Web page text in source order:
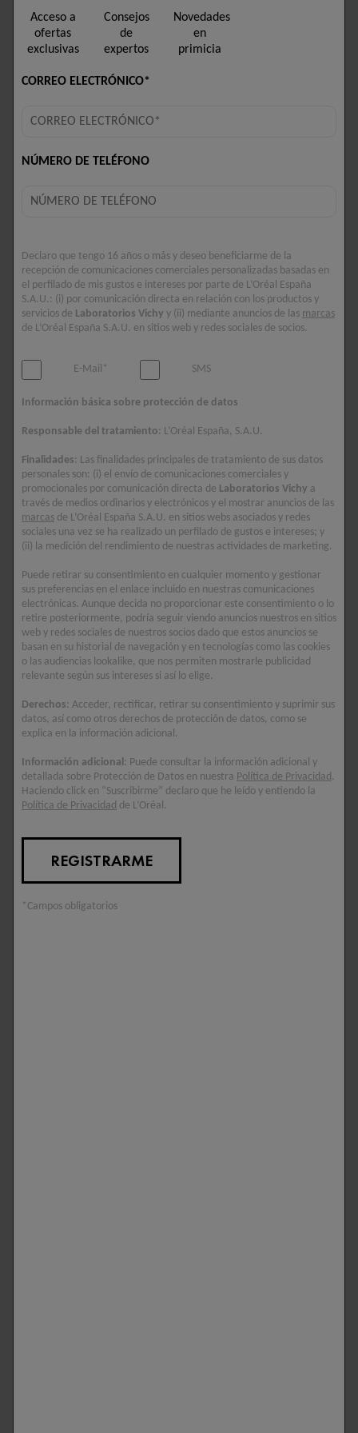
LIFTACTIV
16 SÉRUM DE OJOS
Corrige 16 signos de la
edad.
LIFTACTIV
OJOS
Corrige 16 signos de la
del colágeno.
5/5
LIFTACTIV
COLLAGEN SPECIALIST
Corrige 16 signos de la
edad. Con Tecnología Co-
Bonding.
LIFTACTIV
Acceso a
ofertas
exclusivas
Consejos
de
expertos
Novedades
en
primicia
CORREO ELECTRÓNICO*
NÚMERO DE TELÉFONO
Declaro que tengo 16 años o más y deseo beneficiarme de la
recepción de comunicaciones comerciales personalizadas basadas en
el perfilado de mis gustos e intereses por parte de L’Oréal España
S.A.U.: (i) por comunicación directa en relación con los productos y
servicios de Laboratorios Vichy y (ii) mediante anuncios de las marcas
de L’Oréal España S.A.U. en sitios web y redes sociales de socios.
E-Mail* SMS
Información básica sobre protección de datos
Responsable del tratamiento: L’Oréal España, S.A.U.
Finalidades: Las finalidades principales de tratamiento de sus datos
personales son: (i) el envío de comunicaciones comerciales y
promocionales por comunicación directa de Laboratorios Vichy a
través de medios ordinarios y electrónicos y el mostrar anuncios de las
marcas de L’Oréal España S.A.U. en sitios webs asociados y redes
sociales una vez se ha realizado un perfilado de gustos e intereses; y
(ii) la medición del rendimiento de nuestras actividades de marketing.
Puede retirar su consentimiento en cualquier momento y gestionar
sus preferencias en el enlace incluido en nuestras comunicaciones
electrónicas. Aunque decida no proporcionar este consentimiento o lo
retire posteriormente, podría seguir viendo anuncios nuestros en sitios
web y redes sociales de nuestros socios dado que estos anuncios se
basan en su historial de navegación y en tecnologías como las cookies
o las audiencias lookalike, que nos permiten mostrarle publicidad
relevante según sus intereses si así lo elige.
Derechos: Acceder, rectificar, retirar su consentimiento y suprimir sus
datos, así como otros derechos de protección de datos, como se
explica en la información adicional.
Información adicional : Puede consultar la información adicional y
detallada sobre Protección de Datos en nuestra Política de Privacidad .
Haciendo click en “Suscribirme” declaro que he leído y entiendo la
Política de Privacidad de L’Oréal.
REGISTRARME
*Campos obligatorios